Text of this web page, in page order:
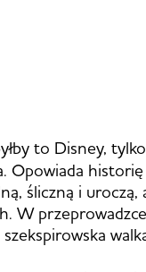
to Disney,
śliczną i
W